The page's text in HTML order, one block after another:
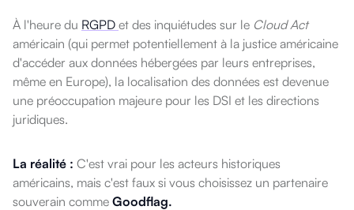
À l'heure du RGPD et des inquiétudes sur le Cloud Act
américain (qui permet potentiellement à la justice américaine
d'accéder aux données hébergées par leurs entreprises,
même en Europe), la localisation des données est devenue
une préoccupation majeure pour les DSI et les directions
juridiques.
La réalité : C'est vrai pour les acteurs historiques
américains, mais c'est faux si vous choisissez un partenaire
souverain comme Goodflag.